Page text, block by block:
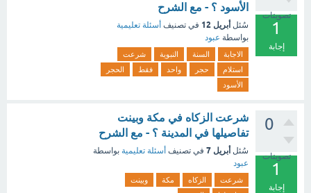
تصويتات
1
إجابة
الأسود ؟ - مع الشرح
سُئل أبريل 12 في تصنيف أسئلة تعليمية
بواسطة عبود
الاجابة السنة النبوية
شرعت
استلام
حجر واحد فقط
الحجر
الأسود
0
تصويتات
1
إجابة
شرعت الزكاه في مكة وبينت
تفاصيلها في المدينة ؟ - مع الشرح
سُئل أبريل 7 في تصنيف أسئلة تعليمية بواسطة
عبود
شرعت الزكاه مكة
وبينت